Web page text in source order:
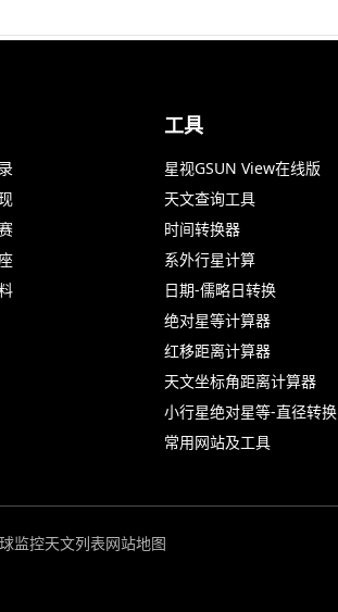
工具
星视GSUN View在线版
天文查询工具
时间转换器
系外行星计算
日期-儒略日转换
绝对星等计算器
红移距离计算器
天文坐标角距离计算器
小行星绝对星等-直径转换
常用网站及工具
监控天文列表网站地图